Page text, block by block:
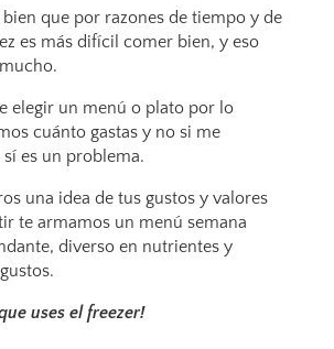
que por razones de tiempo y de
es más difícil comer bien, y eso
elegir un menú o plato por lo
cuánto gastas y no si me
es un problema.
una idea de tus gustos y valores
te armamos un menú semana
diverso en nutrientes y
uses el freezer!